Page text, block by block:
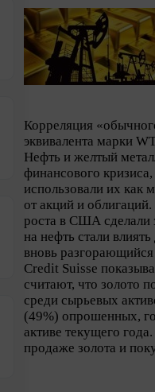
Корреляция
эквивалента марки
Нефть и желтый
финансового
использовали их как
от акций и
роста в США сделали
на нефть стали
вновь
Credit Suisse
считают, что золото
среди сырьевых
(49%) опрошенных,
активе текущего
продаже золота и